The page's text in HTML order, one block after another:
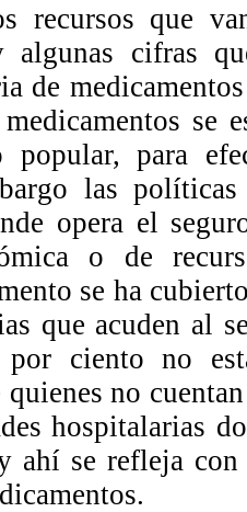
recursos que
algunas cifras
de
se
popular, para
las
opera el
o de
se ha
que acuden al
por ciento no
no
hospitalarias
ahí se refleja